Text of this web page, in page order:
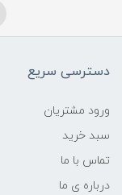
دسترسی سریع
ورود مشتریان
سبد خرید
تماس با ما
درباره ی ما